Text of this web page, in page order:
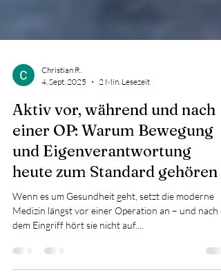
4. Sept. 2025
2 Min. Lesezeit
Aktiv vor, während und nach
einer OP: Warum Bewegung
und Eigenverantwortung
heute zum Standard gehören
Wenn es um Gesundheit geht, setzt die moderne
dem Eingriff hört sie nicht auf....